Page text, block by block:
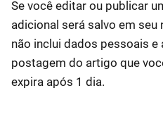
Se você editar ou publicar
adicional será salvo em seu
não inclui dados pessoais e
postagem do artigo que
expira após 1 dia.